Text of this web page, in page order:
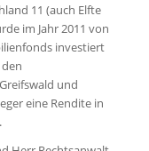
11 (auch Elfte
im Jahr 2011 von
investiert
und
eine Rendite in